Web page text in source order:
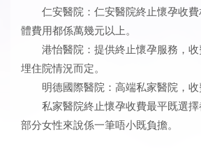
仁安醫院：仁安醫院終止懷孕收
體費用都係萬幾元以上。
港怡醫院：提供終止懷孕服務，
埋住院情況而定。
明德國際醫院：高端私家醫院，收
私家醫院終止懷孕收費最平既選
部分女性來說係一筆唔小既負擔。